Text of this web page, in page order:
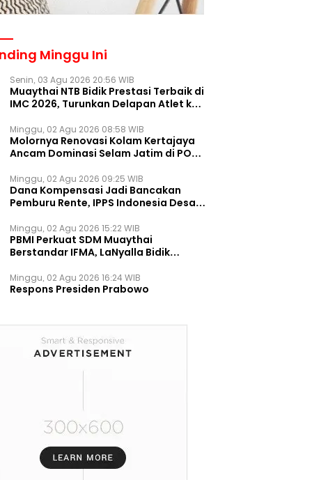
Minggu Ini
Senin, 03 Agu 2026 20:56 WIB
Muaythai NTB Bidik Prestasi Terbaik di
IMC 2026, Turunkan Delapan Atlet ke
Minggu, 02 Agu 2026 08:58 WIB
Molornya Renovasi Kolam Kertajaya
Ancam Dominasi Selam Jatim di PON
Minggu, 02 Agu 2026 09:25 WIB
Dana Kompensasi Jadi Bancakan
Pemburu Rente, IPPS Indonesia Desak
Permanen
Minggu, 02 Agu 2026 15:22 WIB
PBMI Perkuat SDM Muaythai
Berstandar IFMA, LaNyalla Bidik
Minggu, 02 Agu 2026 16:24 WIB
Respons Presiden Prabowo